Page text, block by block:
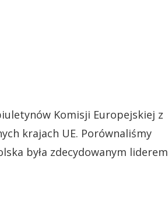
Komisji Europejskiej z
krajach UE. Porównaliśmy
była zdecydowanym liderem